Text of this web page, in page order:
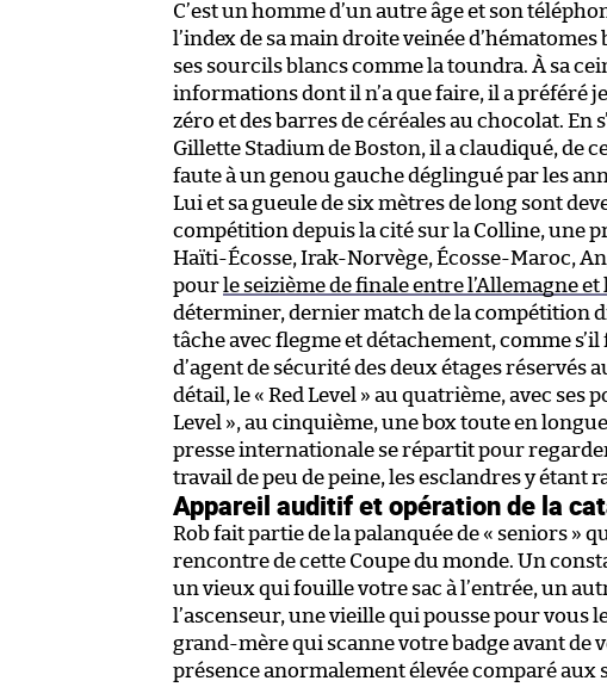
C’est un homme d’un autre âge et son
l’index de sa main droite veinée
ses sourcils blancs comme la toundra. À sa
informations dont il n’a que faire, il a préféré
zéro et des barres de céréales au chocolat. En
Gillette Stadium de Boston, il a claudiqué, de
faute à un genou gauche déglingué par les
Lui et sa gueule de six mètres de long sont
compétition depuis la cité sur la Colline, une
Haïti-Écosse, Irak-Norvège, Écosse-Maroc,
pourle seizième de finale entre l’Allemagne et
déterminer, dernier match de la compétition
tâche avec flegme et détachement, comme
d’agent de sécurité des deux étages
détail, le « Red Level » au quatrième, avec ses
Level », au cinquième, une box toute en
presse internationale se répartit pour
travail de peu de peine, les esclandres y étant
Appareil auditif et opération de la
Rob fait partie de la palanquée de « seniors »
rencontre de cette Coupe du monde. Un
un vieux qui fouille votre sac à l’entrée, un
l’ascenseur, une vieille qui pousse pour vous
grand-mère qui scanne votre badge avant de
présence anormalement élevée comparé aux